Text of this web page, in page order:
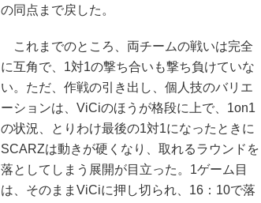
の同点まで戻した。
これまでのところ、両チームの戦いは完全
に互角で、1対1の撃ち合いも撃ち負けていな
い。ただ、作戦の引き出し、個人技のバリエ
ーションは、ViCiのほうが格段に上で、1on1
の状況、とりわけ最後の1対1になったときに
SCARZは動きが硬くなり、取れるラウンドを
落としてしまう展開が目立った。1ゲーム目
は、そのままViCiに押し切られ、16：10で落